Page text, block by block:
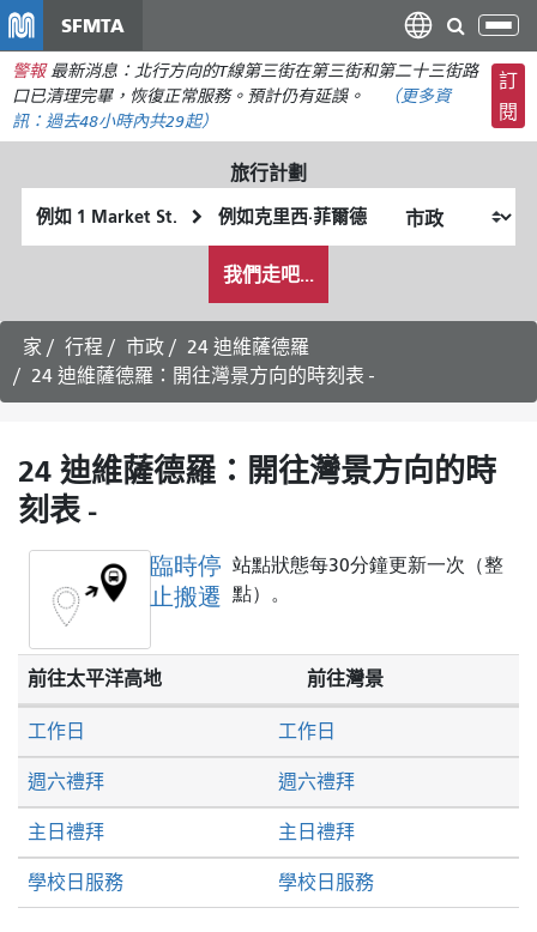
主
要
容
SFMTA
切
換
導
航
警報 最新消息：北行方向的T線第三街在第三街和第二十三街路
口已清理完畢，恢復正常服務。預計仍有延誤。
（更多資
訊： 過去48小時內共29起）
訂
閱
旅行計劃
起
始
終
點
我
希
望
的
旅
行
式
我們走吧...
家 行程 市政
24 迪維薩德羅
24 迪維薩德羅：開往灣景方向的時刻表 -
24 迪維薩德羅：開往灣景方向的時
刻表 -
臨時停
止搬遷
站點狀態每30分鐘更新一次（整
點）。
前往太平洋高地 前往灣景
週六禮拜 週六禮拜
主日禮拜 主日禮拜
工作日 工作日
學校日服務 學校日服務